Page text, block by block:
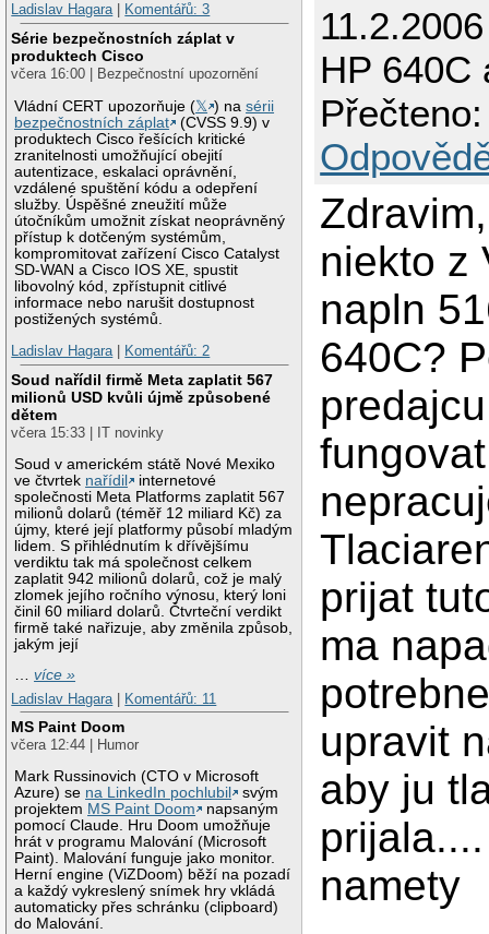
Ladislav Hagara| Komentářů: 3
Série bezpečnostních záplat v
produktech Cisco
včera 16:00 | Bezpečnostní upozornění
Vládní CERT upozorňuje (𝕏 ) nasérii
bezpečnostních záplat
(CVSS 9.9) v
produktech Cisco řešících kritické
zranitelnosti umožňující obejití
autentizace, eskalaci oprávnění,
vzdálené spuštění kódu a odepření
služby. Úspěšné zneužití může
útočníkům umožnit získat neoprávněný
přístup k dotčeným systémům,
kompromitovat zařízení Cisco Catalyst
SD-WAN a Cisco IOS XE, spustit
libovolný kód, zpřístupnit citlivé
informace nebo narušit dostupnost
postižených systémů.
Ladislav Hagara| Komentářů: 2
Soud nařídil firmě Meta zaplatit 567
milionů USD kvůli újmě způsobené
dětem
včera 15:33 | IT novinky
Soud v americkém státě Nové Mexiko
ve čtvrtek nařídil
internetové
společnosti Meta Platforms zaplatit 567
milionů dolarů (téměř 12 miliard Kč) za
újmy, které její platformy působí mladým
lidem. S přihlédnutím k dřívějšímu
verdiktu tak má společnost celkem
zaplatit 942 milionů dolarů, což je malý
zlomek jejího ročního výnosu, který loni
činil 60 miliard dolarů. Čtvrteční verdikt
firmě také nařizuje, aby změnila způsob,
jakým její
…více »
Ladislav Hagara
Komentářů: 11
MS Paint Doom
včera 12:44 | Humor
Mark Russinovich (CTO v Microsoft
Azure) se na LinkedIn pochlubil
svým
projektem MS Paint Doom
napsaným
pomocí Claude. Hru Doom umožňuje
hrát v programu Malování (Microsoft
Paint). Malování funguje jako monitor.
Herní engine (ViZDoom) běží na pozadí
a každý vykreslený snímek hry vkládá
automaticky přes schránku (clipboard)
do Malování.
HP 640C
niekto z
napln
640C?
prijat
ma
upravit
aby ju
namety